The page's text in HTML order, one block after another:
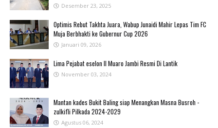
Desember 23, 2025
Optimis Rebut Takhta Juara, Wabup Junaidi Mahir Lepas Tim FC
Muja Berbhakti ke Gubernur Cup 2026
Januari 09, 2026
Lima Pejabat eselon II Muaro Jambi Resmi Di Lantik
November 03, 2024
Mantan kades Bukit Baling siap Menangkan Masna Busroh -
zulkifli Pilkada 2024-2029
Agustus 06, 2024